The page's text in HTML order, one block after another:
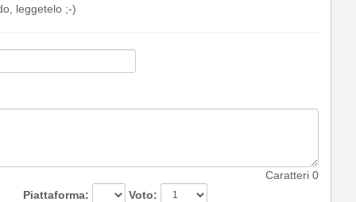
leggetelo ;-)
Caratteri 0
Piattaforma:
Voto: